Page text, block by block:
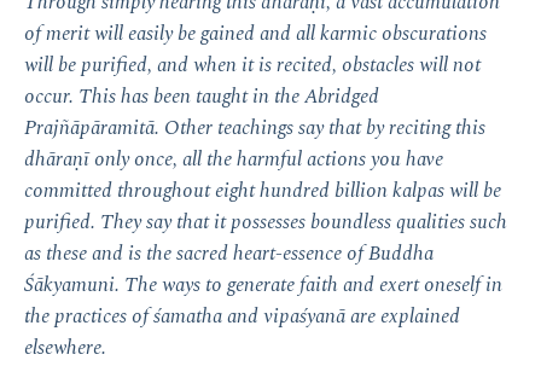
of merit will easily be gained and all karmic obscurations
will be purified, and when it is recited, obstacles will not
occur. This has been taught in the Abridged
Prajñāpāramitā. Other teachings say that by reciting this
dhāraṇī only once, all the harmful actions you have
committed throughout eight hundred billion kalpas will be
purified. They say that it possesses boundless qualities such
as these and is the sacred heart-essence of Buddha
Śākyamuni. The ways to generate faith and exert oneself in
the practices of śamatha and vipaśyanā are explained
elsewhere.